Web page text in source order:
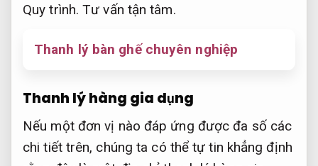
Quy trình. Tư vấn tận tâm.
Thanh lý bàn ghế chuyên nghiệp
Thanh lý hàng gia dụng
Nếu một đơn vị nào đáp ứng được đa số các
chi tiết trên, chúng ta có thể tự tin khẳng định